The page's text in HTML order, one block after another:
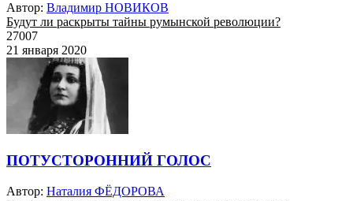
Автор: Владимир НОВИКОВ
Будут ли раскрыты тайны румынской революции?
27007
21 января 2020
ПОТУСТОРОННИЙ ГОЛОС
Автор: Наталия ФЁДОРОВА